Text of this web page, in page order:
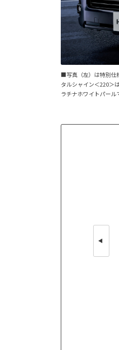
■写真（左）は特別仕
タルシャイン＜220＞
ラチナホワイトパール